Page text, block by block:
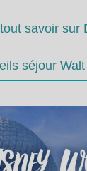
savoir sur
séjour